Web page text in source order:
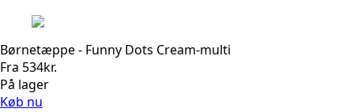
Børnetæppe - Funny Dots Cream-multi
Fra 534kr.
På lager
Køb nu